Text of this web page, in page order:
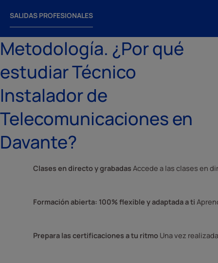
SALIDAS PROFESIONALES
Metodología. ¿Por qué
estudiar Técnico
Instalador de
Telecomunicaciones en
Davante?
Clases en directo y grabadas Accede a las clases en
Formación abierta: 100% flexible y adaptada a ti
Prepara las certificaciones a tu ritmo Una vez